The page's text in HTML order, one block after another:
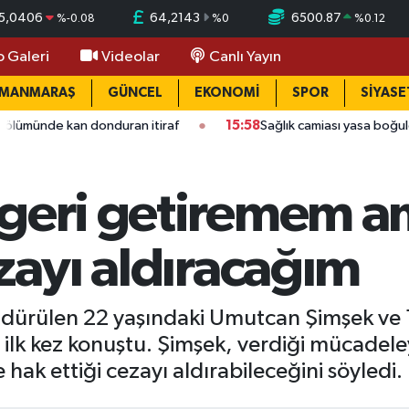
%-0.08 64,2143 %0 6500.87 %0.12
Galeri Videolar Canlı Yayın
GÜNCEL EKONOMİ SPOR
itiraf 15:58Sağlık camiası yasa boğuldu:
geri getiremem
aldıracağım
22 yaşındaki Umutcan Şimşek ve
ilk kez konuştu. Şimşek, verdiği
ettiği cezayı aldırabileceğini söyledi.